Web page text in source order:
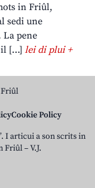
in Friûl,
sedi une
La pene
il […] lei di plui +
Friûl
Cookie Policy
I articui a son scrits in
– V.J.